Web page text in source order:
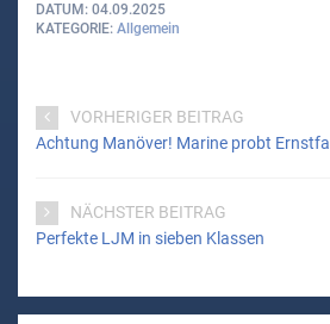
DATUM 04.09.2025
KATEGORIE Allgemein
VORHERIGER BEITRAG
Achtung Manöver! Marine probt
NÄCHSTER BEITRAG
Perfekte LJM in sieben Klassen